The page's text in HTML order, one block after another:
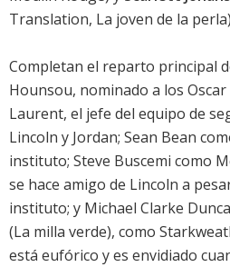
Translation, La joven de la
Completan el reparto principal
Hounsou, nominado a los Oscar
Laurent, el jefe del equipo de
Lincoln y Jordan; Sean Bean
instituto; Steve Buscemi como
se hace amigo de Lincoln a
instituto; y Michael Clarke
(La milla verde), como
está eufórico y es envidiado